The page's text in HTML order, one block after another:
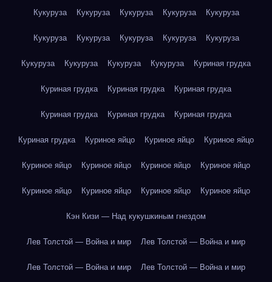
Кукуруза Кукуруза Кукуруза Кукуруза Кукуруза
Кукуруза Кукуруза Кукуруза Кукуруза Кукуруза
Кукуруза Кукуруза Кукуруза Кукуруза Куриная грудка
Куриная грудка Куриная грудка Куриная грудка
Куриная грудка Куриная грудка Куриная грудка
Куриная грудка Куриное яйцо Куриное яйцо Куриное яйцо
Куриное яйцо Куриное яйцо Куриное яйцо Куриное яйцо
Куриное яйцо Куриное яйцо Куриное яйцо Куриное яйцо
Кэн Кизи — Над кукушкиным гнездом
Лев Толстой — Война и мир Лев Толстой — Война и мир
Лев Толстой — Война и мир Лев Толстой — Война и мир